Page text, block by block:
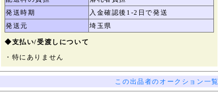
発送時期
入金確認後1-2日で発送
発送元
埼玉県
◆支払い/受渡しについて
・特にありません
この出品者のオークション一覧